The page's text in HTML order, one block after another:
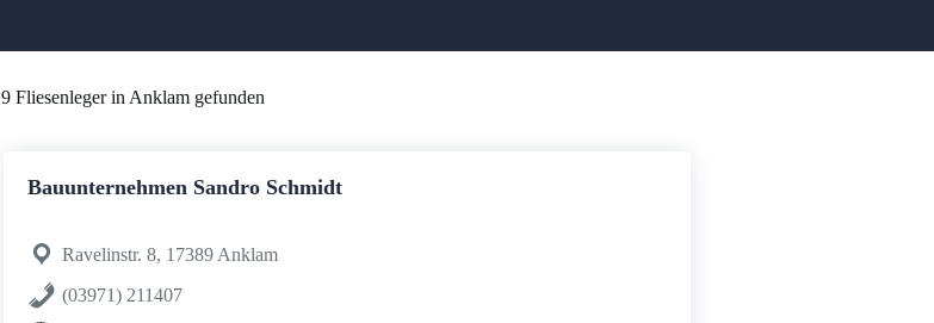
9 Fliesenleger in Anklam gefunden
Bauunternehmen Sandro Schmidt
Ravelinstr. 8, 17389 Anklam
(03971) 211407